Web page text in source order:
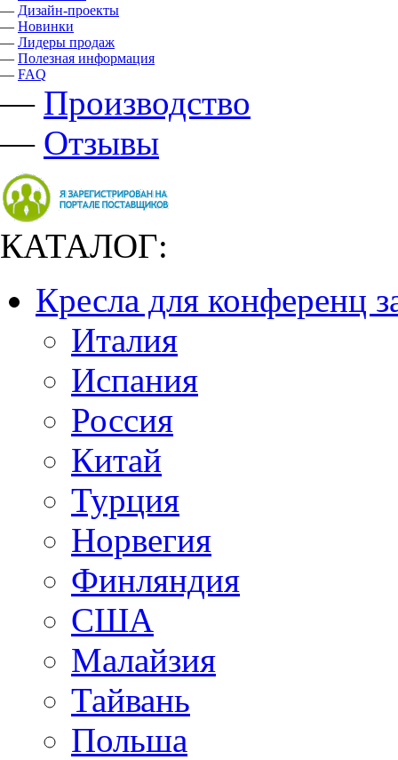
— Дизайн-проекты
— Новинки
— Лидеры продаж
— Полезная информация
— FAQ
— Производство
— Отзывы
КАТАЛОГ:
Кресла для конференц
Италия
Испания
Россия
Китай
Турция
Норвегия
Финляндия
США
Малайзия
Тайвань
Польша